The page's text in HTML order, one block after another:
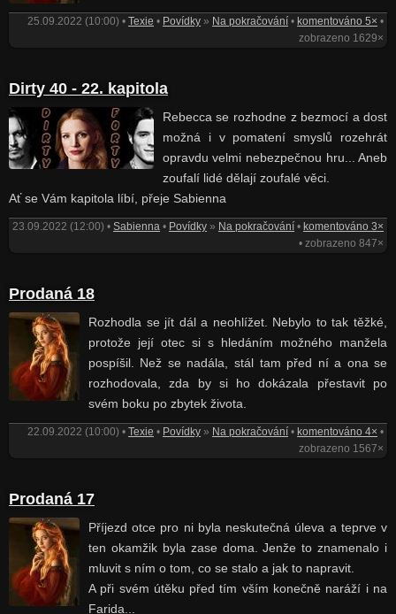
25.09.2022 (10:00) •Texie • Povídky » Na pokračování • komentováno 5× •
zobrazeno 1629×
Dirty 40 - 22. kapitola
Rebecca se rozhodne z bezmocí a dost
možná i v pomatení smyslů rozehrát
opravdu velmi nebezpečnou hru... Aneb
zoufalí lidé dělají zoufalé věci.
Ať se Vám kapitola líbí, přeje Sabienna
23.09.2022 (12:00) •Sabienna • Povídky » Na pokračování • komentováno 3×
• zobrazeno 847×
Prodaná 18
Rozhodla se jít dál a neohlížet. Nebylo to tak těžké,
protože její otec si s hledáním možného manžela
pospíšil. Než se nadála, stál tam před ní a ona se
rozhodovala, zda by si ho dokázala přestavit po
svém boku po zbytek života.
22.09.2022 (10:00) •Texie • Povídky » Na pokračování • komentováno 4× •
zobrazeno 1567×
Prodaná 17
Příjezd otce pro ni byla neskutečná úleva a teprve v
ten okamžik byla zase doma. Jenže to znamenalo i
mluvit s ním o tom, co se stalo a jak to napravit.
A při svém útěku před tím vším konečně naráží i na
Farida...